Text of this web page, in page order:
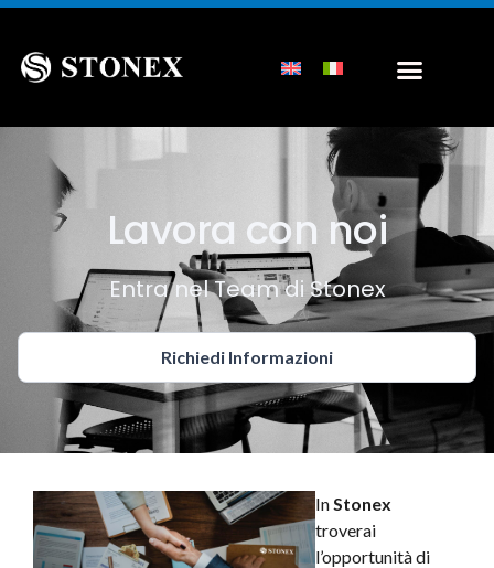
Lavora con noi
Entra nel Team di Stonex
Richiedi Informazioni
In Stonex
troverai
l’opportunità di